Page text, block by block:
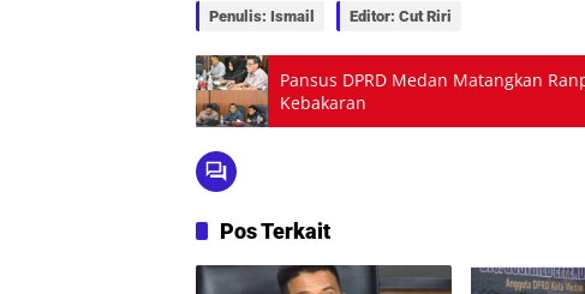
Penulis: Ismail Editor: Cut Riri
Pansus DPRD Medan Matangkan
Kebakaran
Pos Terkait